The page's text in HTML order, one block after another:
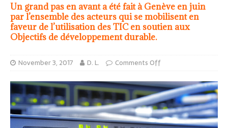
Un grand pas en avant a été fait à Genève en juin
par l’ensemble des acteurs qui se mobilisent en
faveur de l’utilisation des TIC en soutien aux
Objectifs de développement durable.
November 3, 2017 D. L. Comments Off